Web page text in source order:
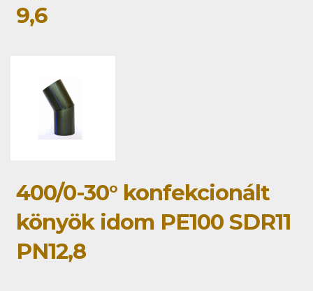
9,6
400/0-30° konfekcionált
könyök idom PE100 SDR11
PN12,8